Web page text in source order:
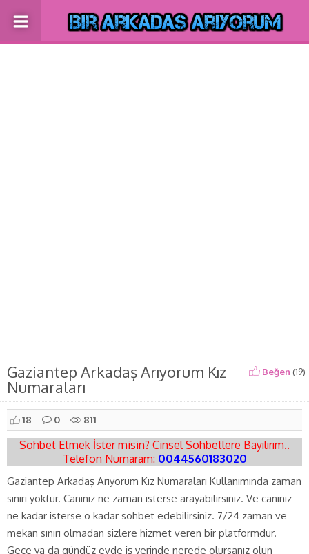
Gaziantep Arkadaş Arıyorum Kız
Numaraları
Beğen (19)
18 0 811
Sohbet Etmek İster misin? Cinsel Sohbetlere Bayılırım..
Telefon Numaram: 0044560183020
Gaziantep Arkadaş Arıyorum Kız Numaraları Kullanımında zaman
sınırı yoktur. Canınız ne zaman isterse arayabilirsiniz. Ve canınız
ne kadar isterse o kadar sohbet edebilirsiniz. 7/24 zaman ve
mekan sınırı olmadan sizlere hizmet veren bir platformdur.
Gece ya da gündüz evde iş yerinde nerede olursanız olun